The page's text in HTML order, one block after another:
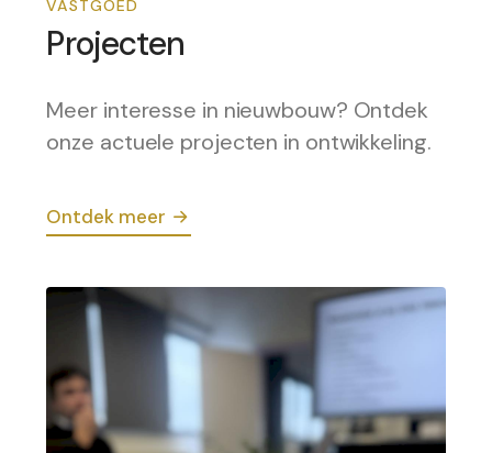
VASTGOED
Projecten
Meer interesse in nieuwbouw? Ontdek
onze actuele projecten in ontwikkeling.
Ontdek meer